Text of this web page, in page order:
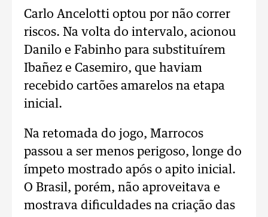
Carlo Ancelotti optou por não correr
riscos. Na volta do intervalo, acionou
Danilo e Fabinho para substituírem
Ibañez e Casemiro, que haviam
recebido cartões amarelos na etapa
inicial.
Na retomada do jogo, Marrocos
passou a ser menos perigoso, longe do
ímpeto mostrado após o apito inicial.
O Brasil, porém, não aproveitava e
mostrava dificuldades na criação das